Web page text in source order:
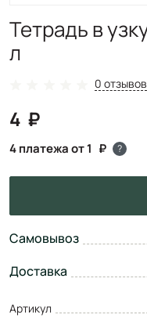
Тетрадь в
л
0 отзывов
4
4 платежа от 1 ?
Самовывоз
Доставка
Артикул